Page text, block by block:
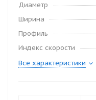
Диаметр
Ширина
Профиль
Индекс скорости
Все характеристики